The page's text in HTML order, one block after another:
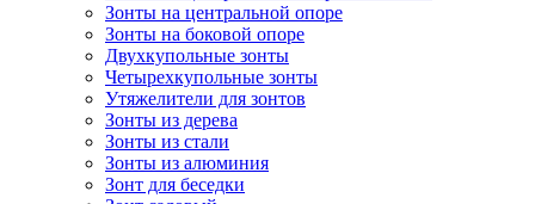
Зонты на центральной опоре
Зонты на боковой опоре
Двухкупольные зонты
Четырехкупольные зонты
Утяжелители для зонтов
Зонты из дерева
Зонты из стали
Зонты из алюминия
Зонт для беседки